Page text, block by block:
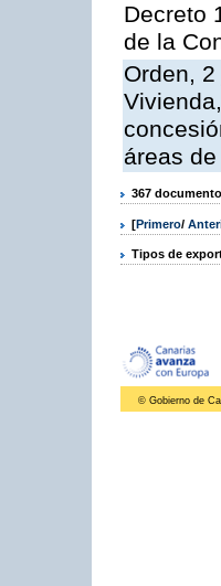
Decreto
de la
Orden,
áreas
367
[Primero/
Tipos de
© Gobierno de